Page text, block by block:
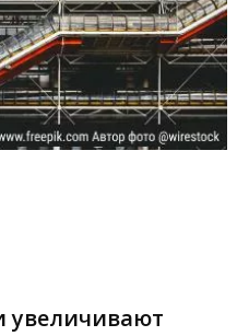
увеличивают